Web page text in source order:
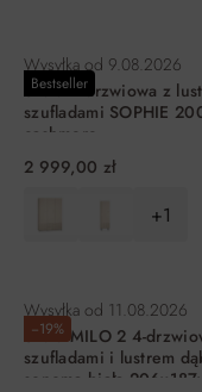
Bestseller
Wysyłka od 9.08.2026
Szafa 4-drzwiowa z
szufladami SOPHIE
cashmere
2 999,00 zł
+1
−19%
Wysyłka od 11.08.2026
Szafa MILO 2 4-
szufladami i lustrem
sonoma biała